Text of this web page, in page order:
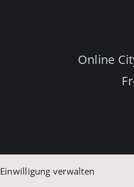
Einwilligung verwalten
Online